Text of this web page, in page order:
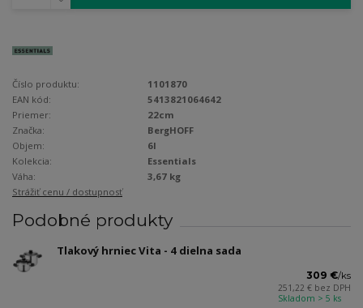
Číslo produktu:
1101870
EAN kód:
5413821064642
Priemer:
22cm
Značka:
BergHOFF
Objem:
6l
Kolekcia:
Essentials
Váha:
3,67 kg
Strážiť cenu / dostupnosť
Podobné produkty
Tlakový hrniec Vita - 4 dielna sada
309 €/ks
251,22 € bez DPH
Skladom > 5 ks